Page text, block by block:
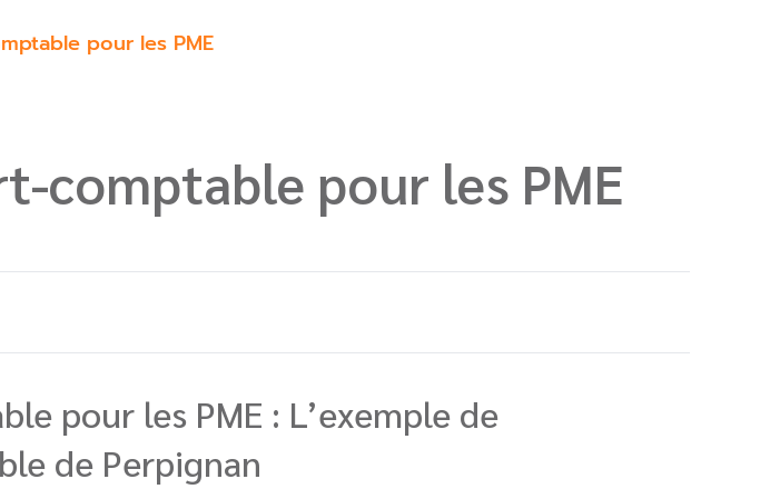
pour les PME
comptable pour les PME
pour les PME : L’exemple de
de Perpignan